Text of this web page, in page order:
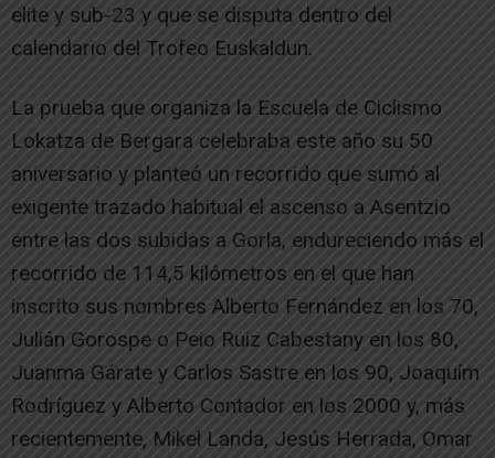
elite y sub-23 y que se disputa dentro del
calendario del Trofeo Euskaldun.
La prueba que organiza la Escuela de Ciclismo
Lokatza de Bergara celebraba este año su 50
aniversario y planteó un recorrido que sumó al
exigente trazado habitual el ascenso a Asentzio
entre las dos subidas a Gorla, endureciendo más el
recorrido de 114,5 kilómetros en el que han
inscrito sus nombres Alberto Fernández en los 70,
Julián Gorospe o Peio Ruiz Cabestany en los 80,
Juanma Gárate y Carlos Sastre en los 90, Joaquím
Rodríguez y Alberto Contador en los 2000 y, más
recientemente, Mikel Landa, Jesús Herrada, Omar